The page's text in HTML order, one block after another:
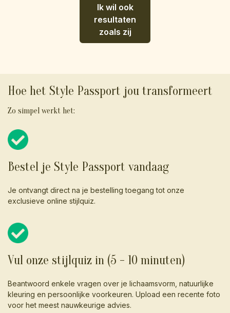
Ik wil ook
resultaten
zoals zij
Hoe het Style Passport jou transformeert
Zo simpel werkt het:
Bestel je Style Passport vandaag
Je ontvangt direct na je bestelling toegang tot onze
exclusieve online stijlquiz.
Vul onze stijlquiz in (5 - 10 minuten)
Beantwoord enkele vragen over je lichaamsvorm, natuurlijke
kleuring en persoonlijke voorkeuren. Upload een recente foto
voor het meest nauwkeurige advies.